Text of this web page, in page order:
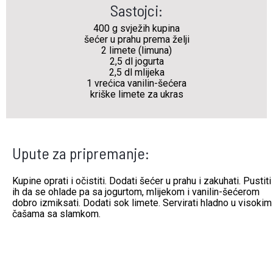
Sastojci:
400 g svježih kupina
šećer u prahu prema želji
2 limete (limuna)
2,5 dl jogurta
2,5 dl mlijeka
1 vrećica vanilin-šećera
kriške limete za ukras
Upute za pripremanje:
Kupine oprati i očistiti. Dodati šećer u prahu i zakuhati. Pustiti
ih da se ohlade pa sa jogurtom, mlijekom i vanilin-šećerom
dobro izmiksati. Dodati sok limete. Servirati hladno u visokim
čašama sa slamkom.